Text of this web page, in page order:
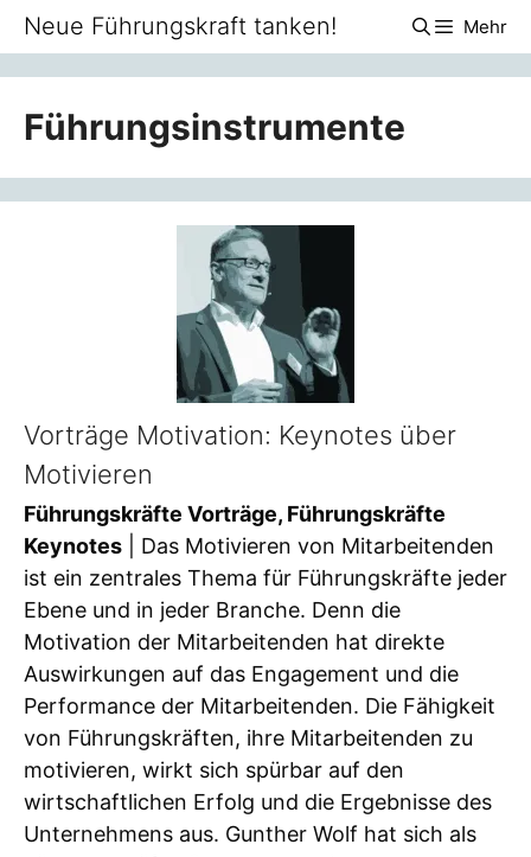
Zum
springen
Neue Führungskraft tanken! Mehr
Führungsinstrumente
Vorträge Motivation: Keynotes über
Motivieren
Führungskräfte Vorträge, Führungskräfte
Keynotes | Das Motivieren von Mitarbeitenden
ist ein zentrales Thema für Führungskräfte jeder
Ebene und in jeder Branche. Denn die
Motivation der Mitarbeitenden hat direkte
Auswirkungen auf das Engagement und die
Performance der Mitarbeitenden. Die Fähigkeit
von Führungskräften, ihre Mitarbeitenden zu
motivieren, wirkt sich spürbar auf den
wirtschaftlichen Erfolg und die Ergebnisse des
Unternehmens aus. Gunther Wolf hat sich als